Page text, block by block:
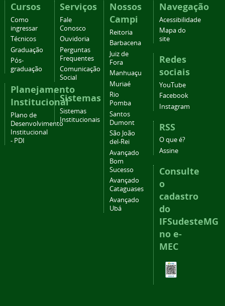
Cursos
Como
ingressar
Técnicos
Graduação
Pós-
graduação
Planejamento
Institucional
Plano de
Desenvolvimento
Institucional
- PDI
Serviços
Fale
Conosco
Ouvidoria
Perguntas
Frequentes
Comunicação
Social
Sistemas
Sistemas
Institucionais
Nossos
Campi
Reitoria
Barbacena
Juiz de
Fora
Manhuaçu
Muriaé
Rio
Pomba
Santos
Dumont
São João
del-Rei
Avançado
Bom
Sucesso
Avançado
Cataguases
Avançado
Ubá
Navegação
Acessibilidade
Mapa do
site
Redes
sociais
YouTube
Facebook
Instagram
RSS
O que é?
Assine
Consulte
o
cadastro
do
IFSudesteMG
no e-
MEC